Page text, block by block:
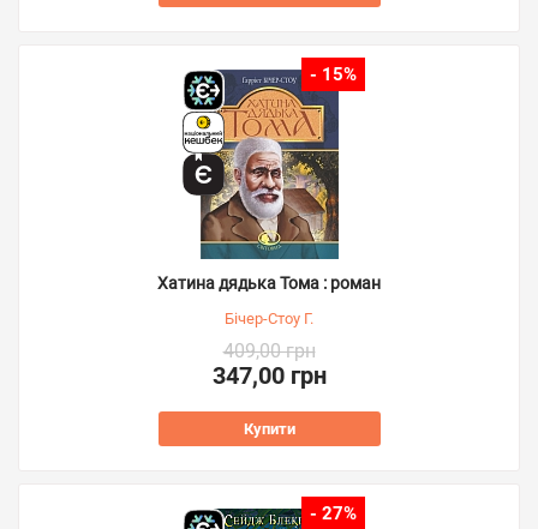
- 15%
Хатина дядька Тома : роман
Бічер-Стоу Г.
409,00 грн
347,00 грн
Купити
- 27%